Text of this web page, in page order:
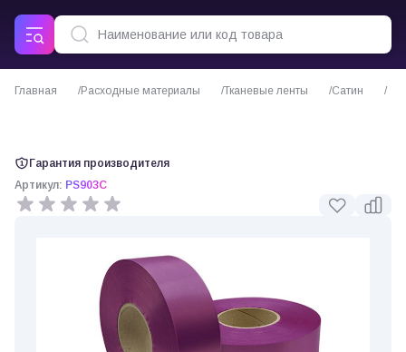
Главная Расходные материалы Тканевые ленты
Сатин
Гарантия производителя
Артикул: PS903C